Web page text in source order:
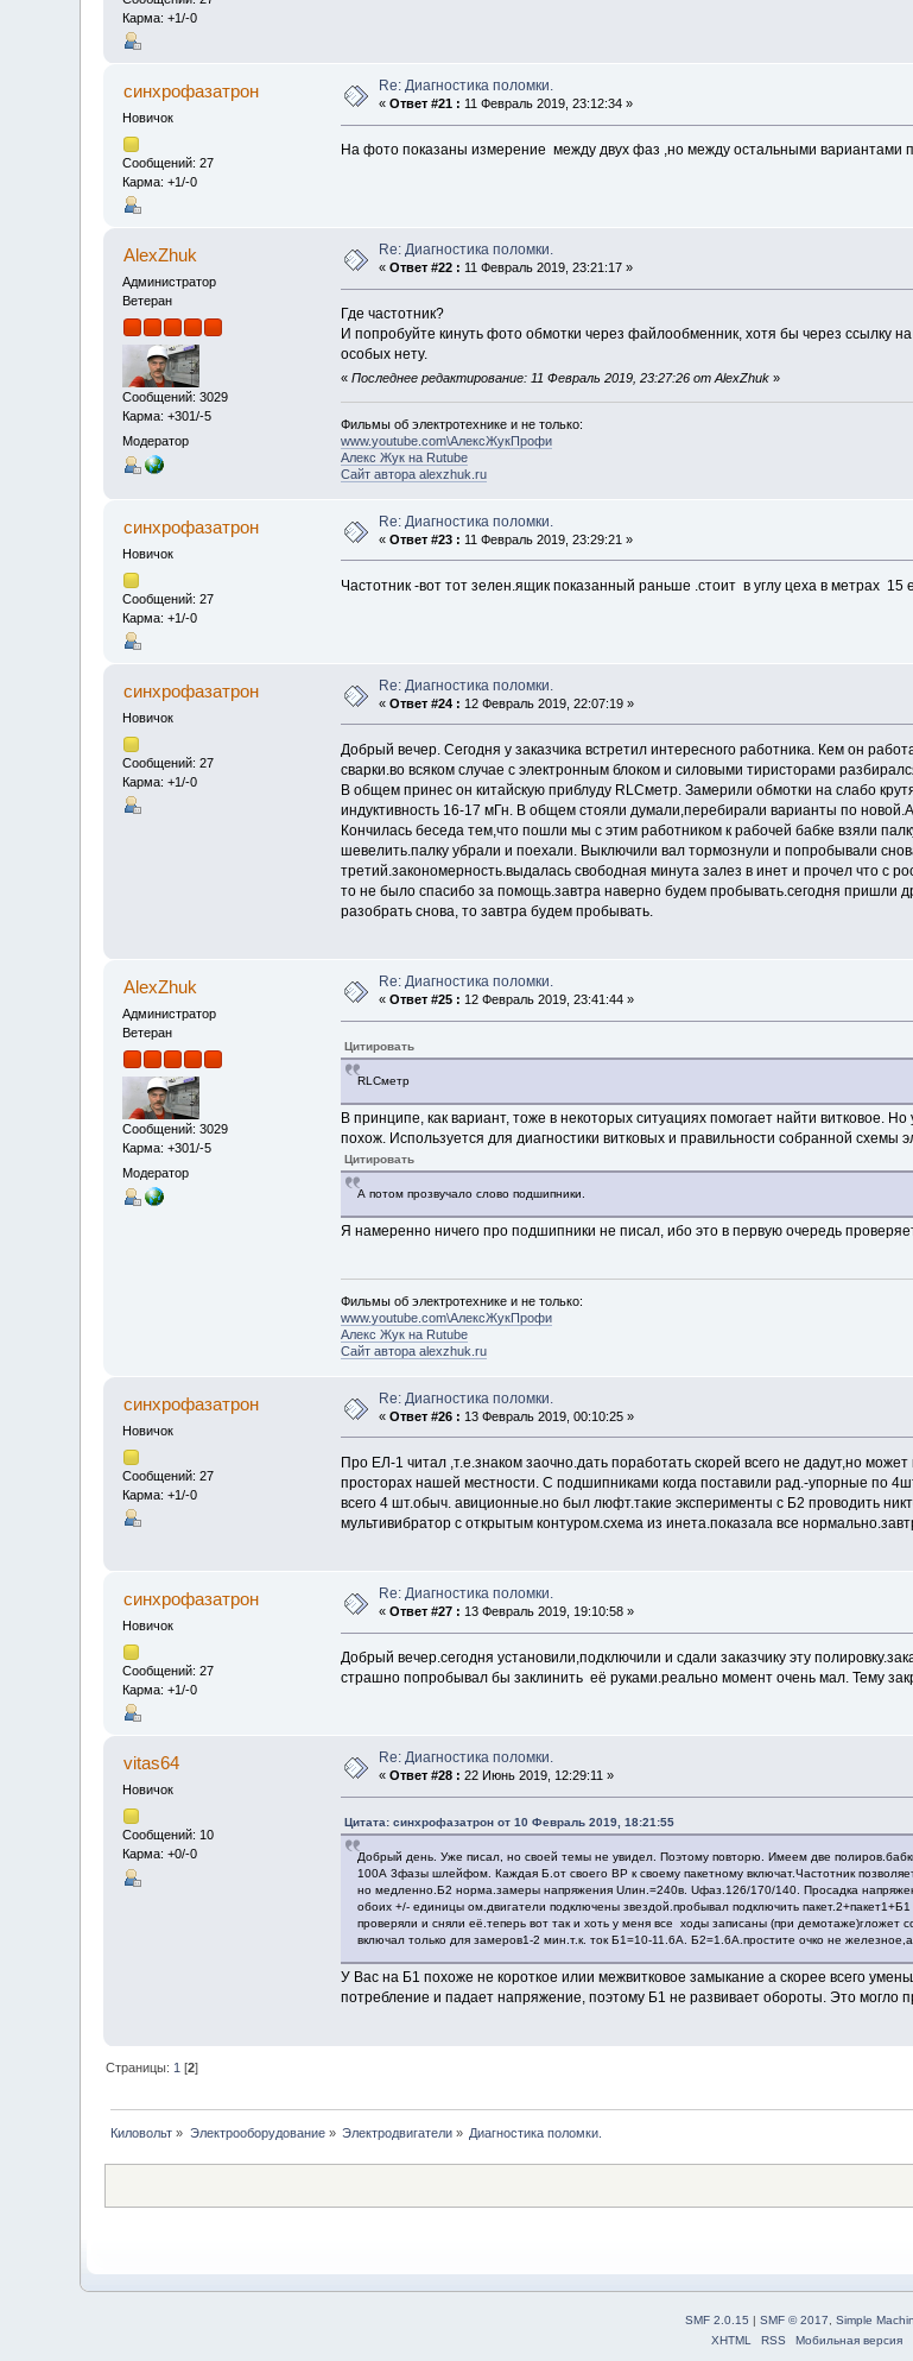
Карма: +1/-0
синхрофазатрон
Новичок
Сообщений: 27
Карма: +1/-0
Re: Диагностика поломки.
«Ответ #21 : 11 Февраль 2019, 23:12:34 »
На фото показаны измерение между двух фаз ,но между остальными вариантами
AlexZhuk
Администратор
Ветеран
Сообщений: 3029
Карма: +301/-5
Модератор
Re: Диагностика поломки.
«Ответ #22 : 11 Февраль 2019, 23:21:17 »
Где частотник?
И попробуйте кинуть фото обмотки через файлообменник, хотя бы через ссылку
особых нету.
« Последнее редактирование: 11 Февраль 2019, 23:27:26 от AlexZhuk»
Фильмы об электротехнике и не только:
www.youtube.com\АлексЖукПрофи
Алекс Жук на Rutube
Сайт автора alexzhuk.ru
синхрофазатрон
Новичок
Сообщений: 27
Карма: +1/-0
Re: Диагностика поломки.
«Ответ #23 : 11 Февраль 2019, 23:29:21 »
Частотник -вот тот зелен.ящик показанный раньше .стоит в углу цеха в метрах
синхрофазатрон
Новичок
Сообщений: 27
Карма: +1/-0
Re: Диагностика поломки.
«Ответ #24 : 12 Февраль 2019, 22:07:19 »
Добрый вечер. Сегодня у заказчика встретил интересного работника. Кем он
сварки.во всяком случае с электронным блоком и силовыми тиристорами
В общем принес он китайскую приблуду RLCметр. Замерили обмотки на слабо
индуктивность 16-17 мГн. В общем стояли думали,перебирали варианты по
Кончилась беседа тем,что пошли мы с этим работником к рабочей бабке взяли
шевелить.палку убрали и поехали. Выключили вал тормознули и попробывали
третий.закономерность.выдалась свободная минута залез в инет и прочел что с
то не было спасибо за помощь.завтра наверно будем пробывать.сегодня пришли
разобрать снова, то завтра будем пробывать.
AlexZhuk
Администратор
Ветеран
Сообщений: 3029
Карма: +301/-5
Модератор
Re: Диагностика поломки.
«Ответ #25 : 12 Февраль 2019, 23:41:44 »
Цитировать
RLCметр
В принципе, как вариант, тоже в некоторых ситуациях помогает найти витковое.
похож. Используется для диагностики витковых и правильности собранной схемы
Цитировать
А потом прозвучало слово подшипники.
Я намеренно ничего про подшипники не писал, ибо это в первую очередь
Фильмы об электротехнике и не только:
www.youtube.com\АлексЖукПрофи
Алекс Жук на Rutube
Сайт автора alexzhuk.ru
синхрофазатрон
Новичок
Сообщений: 27
Карма: +1/-0
Re: Диагностика поломки.
«Ответ #26 : 13 Февраль 2019, 00:10:25 »
Про ЕЛ-1 читал ,т.е.знаком заочно.дать поработать скорей всего не дадут,но
просторах нашей местности. С подшипниками когда поставили рад.-упорные по
всего 4 шт.обыч. авиционные.но был люфт.такие эксперименты с Б2 проводить
мультивибратор с открытым контуром.схема из инета.показала все
синхрофазатрон
Новичок
Сообщений: 27
Карма: +1/-0
Re: Диагностика поломки.
«Ответ #27 : 13 Февраль 2019, 19:10:58 »
Добрый вечер.сегодня установили,подключили и сдали заказчику эту
страшно попробывал бы заклинить её руками.реально момент очень мал. Тему
vitas64
Новичок
Сообщений: 10
Карма: +0/-0
Re: Диагностика поломки.
«Ответ #28 : 22 Июнь 2019, 12:29:11 »
Цитата: синхрофазатрон от 10 Февраль 2019, 18:21:55
Добрый день. Уже писал, но своей темы не увидел. Поэтому повторю. Имеем две
100А 3фазы шлейфом. Каждая Б.от своего ВР к своему пакетному включат.Частотник
но медленно.Б2 норма.замеры напряжения Uлин.=240в. Uфаз.126/170/140. Просадка
обоих +/- единицы ом.двигатели подключены звездой.пробывал подключить
проверяли и сняли её.теперь вот так и хоть у меня все ходы записаны (при
включал только для замеров1-2 мин.т.к. ток Б1=10-11.6А. Б2=1.6А.простите очко не
У Вас на Б1 похоже не короткое илии межвитковое замыкание а скорее всего
потребление и падает напряжение, поэтому Б1 не развивает обороты. Это могло
Страницы: 1 [2]
Киловольт » Электрооборудование» Электродвигатели » Диагностика поломки.
SMF 2.0.15 | SMF © 2017
Simple
XHTML
RSS Мобильная версия